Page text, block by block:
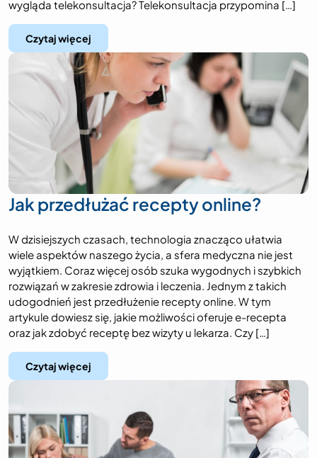
wygląda telekonsultacja? Telekonsultacja przypomina […]
Czytaj więcej
Jak przedłużać recepty online?
W dzisiejszych czasach, technologia znacząco ułatwia
wiele aspektów naszego życia, a sfera medyczna nie jest
wyjątkiem. Coraz więcej osób szuka wygodnych i szybkich
rozwiązań w zakresie zdrowia i leczenia. Jednym z takich
udogodnień jest przedłużenie recepty online. W tym
artykule dowiesz się, jakie możliwości oferuje e-recepta
oraz jak zdobyć receptę bez wizyty u lekarza. Czy […]
Czytaj więcej